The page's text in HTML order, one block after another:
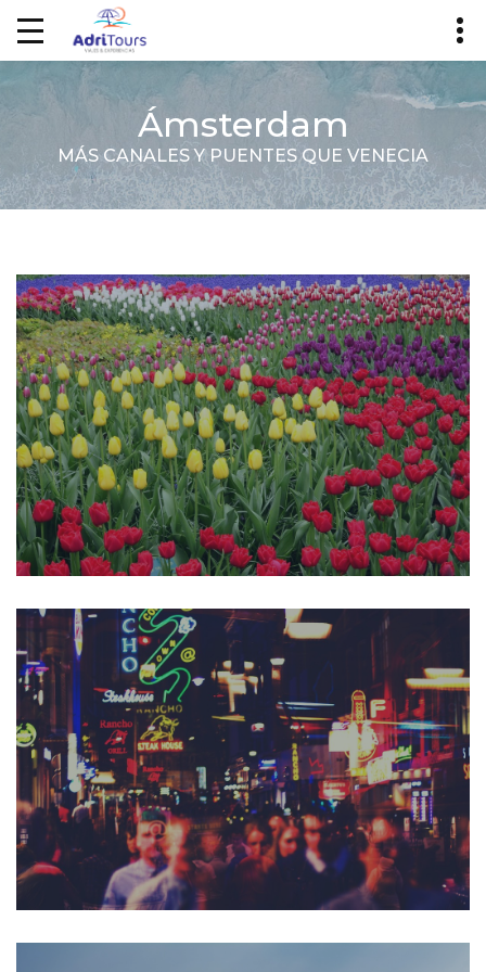
Ámsterdam
MÁS CANALES Y PUENTES QUE VENECIA